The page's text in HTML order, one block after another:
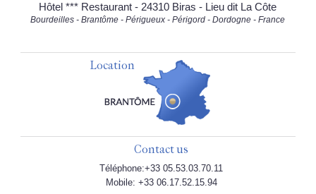
Hôtel *** Restaurant - 24310 Biras - Lieu dit La Côte
Bourdeilles - Brantôme - Périgueux - Périgord - Dordogne - France
Location
Contact us
Téléphone:+33 05.53.03.70.11
Mobile: +33 06.17.52.15.94